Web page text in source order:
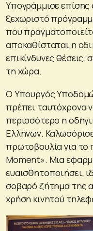
Υπογράμμισε επίσης
ξεχωριστό
που
αποκαθίσταται η
επικίνδυνες θέσεις,
τη χώρα.
Ο Υπουργός
πρέπει ταυτόχρονα
περισσότερο η
Ελλήνων.
πρωτοβουλία για
Moment». Μια
ευαισθητοποιήσει,
σοβαρό ζήτημα της
χρήση κινητού